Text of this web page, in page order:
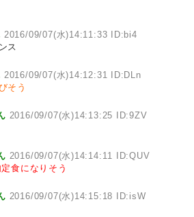
2016/09/07(水)14:11:33 ID:bi4
ス
2016/09/07(水)14:12:31 ID:DLn
そう
2016/09/07(水)14:13:25 ID:9ZV
2016/09/07(水)14:14:11 ID:QUV
食になりそう
2016/09/07(水)14:15:18 ID:isW